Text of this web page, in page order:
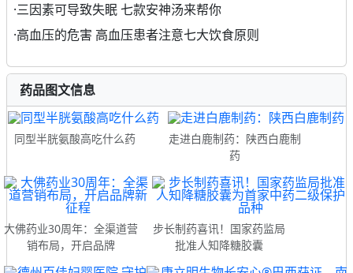
·三因素可导致失眠 七款安神汤来帮你
·高血压的危害 高血压患者注意七大饮食原则
药品图文信息
同型半胱氨酸高吃什么药
走进白鹿制药：陕西白鹿制
药
大佛药业30周年：全渠道营
销布局，开启品牌
步长制药喜讯！国家药监局
批准人知降糖胶囊